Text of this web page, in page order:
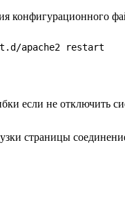
конфигурационного
.d /apache2 restart
если не отключить
страницы